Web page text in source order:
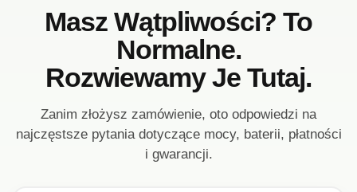
Masz Wątpliwości? To
Normalne.
Rozwiewamy Je Tutaj.
Zanim złożysz zamówienie, oto odpowiedzi na
najczęstsze pytania dotyczące mocy, baterii, płatności
i gwarancji.